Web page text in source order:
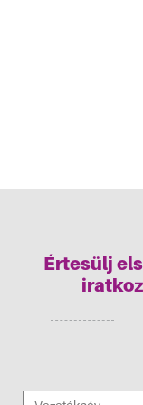
Értesülj